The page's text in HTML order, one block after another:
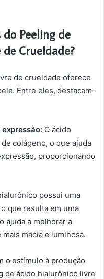
Peeling de
Crueldade?
de crueldade oferece
Entre eles, destacam-
expressão: O ácido
colágeno, o que ajuda
proporcionando
possui uma
que resulta em uma
ajuda a melhorar a
macia e luminosa.
o estímulo à produção
de ácido hialurônico livre